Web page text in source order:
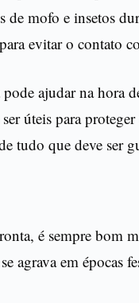
de mofo e insetos
evitar o contato
ajudar na hora
úteis para
tudo que deve ser
é sempre bom
agrava em épocas